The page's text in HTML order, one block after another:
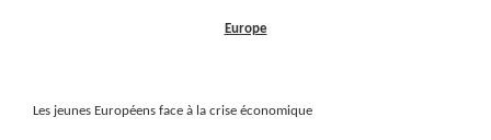
Europe
Les jeunes Européens face à la crise économique